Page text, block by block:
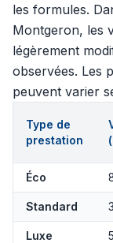
les formules.
Montgeron, les
légèrement
observées. Les
peuvent varier
Type de
prestation
Éco
Standard
Luxe